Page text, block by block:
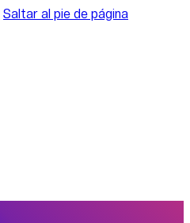
Saltar al pie de página